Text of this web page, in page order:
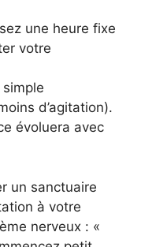
une heure fixe
votre
d’agitation).
évoluera avec
un sanctuaire
à votre
nerveux : «